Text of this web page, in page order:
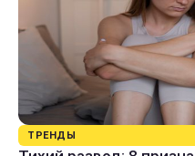
ТРЕНДЫ